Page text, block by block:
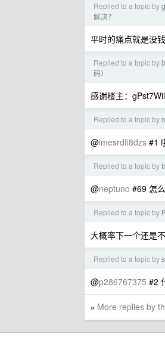
Replied to a topic by
解决？
平时的痛点就是没钱
Replied to a topic by
码）
感谢楼主：
Replied to a topic by
@imesrdfi8dzs #1
Replied to a topic by
@neptuno #69 怎
Replied to a topic by
大概率下一个还是
Replied to a topic by
@p286767375 #2
» More replies by